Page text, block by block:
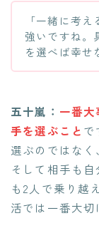
「一緒に考
強いですね。
を選べば幸せ
五十嵐： 一番
手を選ぶこと で
選ぶのではなく
そして相手も
も2人で乗り越
活では一番大切